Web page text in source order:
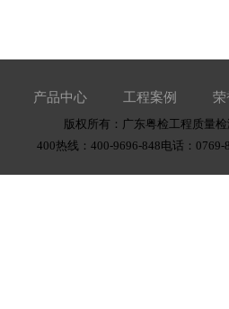
产品中心 工程案例 荣
版权所有：广东粤检工程质量
400热线：400-9696-848电话：